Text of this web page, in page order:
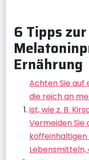
6 Tipps
Ernährung
Achten Sie auf
die reich an
ist, wie z. B.
Vermeiden
Lebensmitteln,